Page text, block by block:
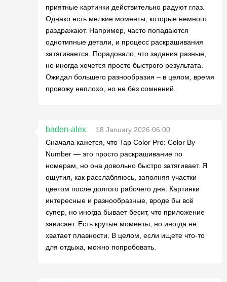
приятные картинки действительно радуют глаз.
Однако есть мелкие моменты, которые немного
раздражают. Например, часто попадаются
однотипные детали, и процесс раскрашивания
затягивается. Порадовало, что задания разные,
но иногда хочется просто быстрого результата.
Ожидал большего разнообразия – в целом, время
провожу неплохо, но не без сомнений.
baden-alex
18 January 2026 06:00
Сначала кажется, что Tap Color Pro: Color By
Number — это просто раскрашивание по
номерам, но она довольно быстро затягивает. Я
ощутил, как расслабляюсь, заполняя участки
цветом после долгого рабочего дня. Картинки
интересные и разнообразные, вроде бы всё
супер, но иногда бывает бесит, что приложение
зависает. Есть крутые моменты, но иногда не
хватает плавности. В целом, если ищете что-то
для отдыха, можно попробовать.